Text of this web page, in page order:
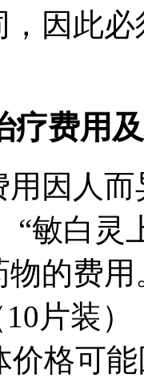
，因此
疗费用
因人
“敏白灵
物的费
片装
价格可